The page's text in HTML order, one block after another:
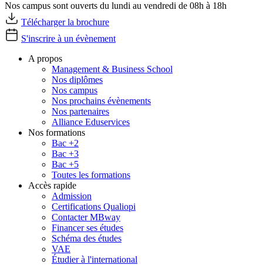
Nos campus sont ouverts du lundi au vendredi de 08h à 18h
Télécharger la brochure
S'inscrire à un évènement
A propos
Management & Business School
Nos diplômes
Nos campus
Nos prochains évènements
Nos partenaires
Alliance Eduservices
Nos formations
Bac +2
Bac +3
Bac +5
Toutes les formations
Accès rapide
Admission
Certifications Qualiopi
Contacter MBway
Financer ses études
Schéma des études
VAE
Étudier à l'international